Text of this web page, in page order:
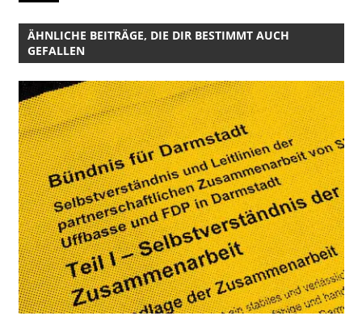
ÄHNLICHE BEITRÄGE, DIE DIR BESTIMMT AUCH
GEFALLEN